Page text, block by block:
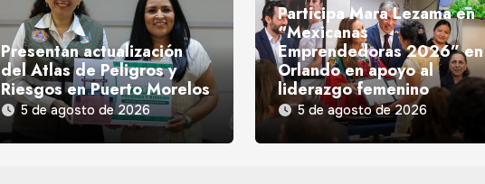
Presentan actualización
del Atlas de Peligros y
Riesgos en Puerto Morelos
5 de agosto de 2026
Participa Mara Lezama en
“Mexicanas
Emprendedoras 2026” en
Orlando en apoyo al
liderazgo femenino
5 de agosto de 2026